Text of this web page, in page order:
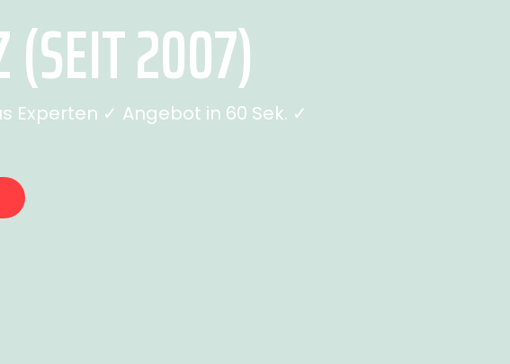
(SEIT 2007)
Experten ✓ Angebot in 60 Sek. ✓